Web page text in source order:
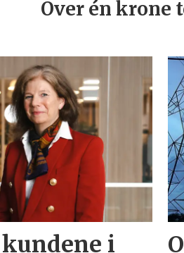
Over én krone
i